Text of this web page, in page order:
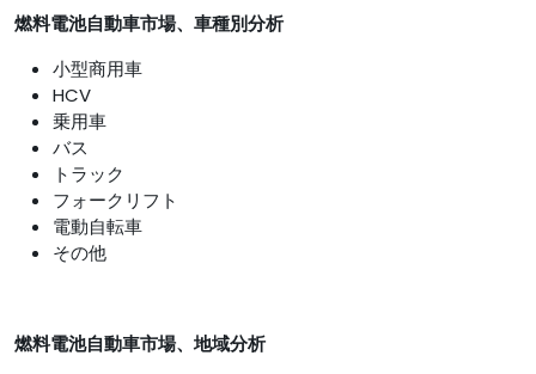
燃料電池自動車市場、車種別分析
小型商用車
HCV
乗用車
バス
トラック
フォークリフト
電動自転車
その他
燃料電池自動車市場、地域分析